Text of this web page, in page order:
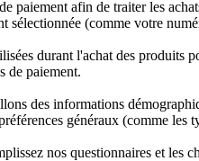
paiement afin de traiter les
sélectionnée (comme votre
durant l'achat des produits
de paiement.
des informations
généraux (comme
nos questionnaires et les